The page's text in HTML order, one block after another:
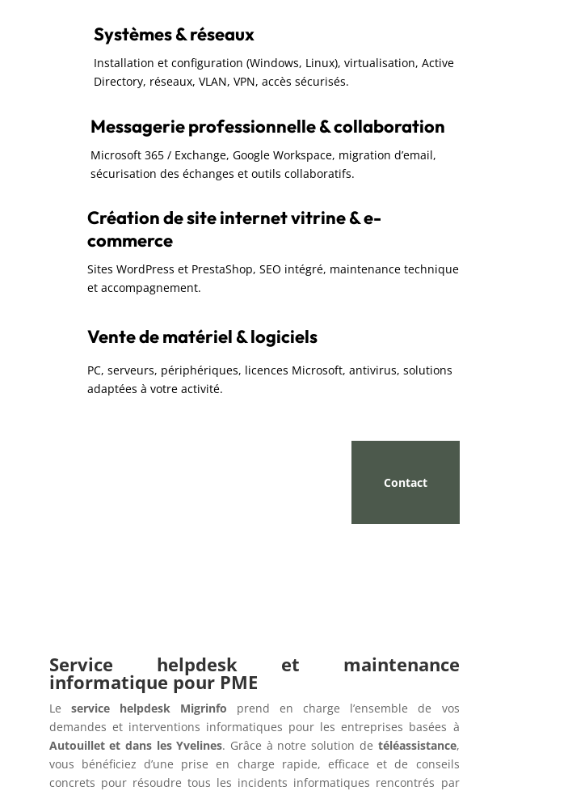
Systèmes & réseaux
Installation et configuration (Windows, Linux), virtualisation, Active
Directory, réseaux, VLAN, VPN, accès sécurisés.
Messagerie professionnelle & collaboration
Microsoft 365 / Exchange, Google Workspace, migration d’email,
sécurisation des échanges et outils collaboratifs.
Création de site internet vitrine & e-
commerce
Sites WordPress et PrestaShop, SEO intégré, maintenance technique
et accompagnement.
Vente de matériel & logiciels
PC, serveurs, périphériques, licences Microsoft, antivirus, solutions
adaptées à votre activité.
Contact
Service helpdesk et maintenance
informatique pour PME
Le service helpdesk Migrinfo prend en charge l’ensemble de vos
demandes et interventions informatiques pour les entreprises basées à
Autouillet et dans les Yvelines. Grâce à notre solution de téléassistance,
vous bénéficiez d’une prise en charge rapide, efficace et de conseils
concrets pour résoudre tous les incidents informatiques rencontrés par